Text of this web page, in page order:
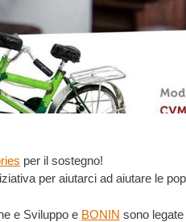
per il sostegno!
per aiutarci ad aiutare le
e Sviluppo e BONIN sono